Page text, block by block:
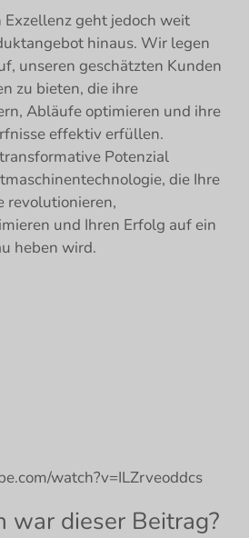
Exzellenz geht jedoch weit
hinaus. Wir legen
unseren geschätzten Kunden
zu bieten, die ihre
Abläufe optimieren und ihre
effektiv erfüllen.
Potenzial
die Ihre
revolutionieren,
und Ihren Erfolg auf ein
heben wird.
watch?v=ILZrveoddcs
war dieser Beitrag?